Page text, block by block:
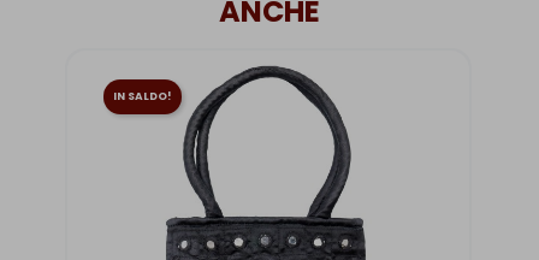
ANCHE
IN SALDO!